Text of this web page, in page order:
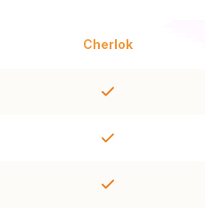
Cherlok